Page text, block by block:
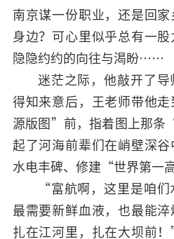
南京谋一份职业，还是回
身边？可心里似乎总有一
隐隐约约的向往与渴盼……
迷茫之际，他敲开了导
得知来意后，王老师带他
源版图”前，指着图上那
起了河海前辈们在峭壁深
水电丰碑、修建“世界第一
“富航啊，这里是咱
最需要新鲜血液，也最能淬
扎在江河里，扎在大坝前